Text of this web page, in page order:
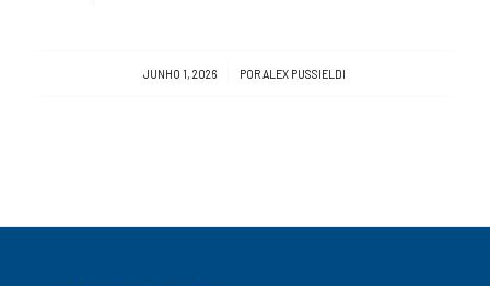
JUNHO 1, 2026
/ PORALEX PUSSIELDI